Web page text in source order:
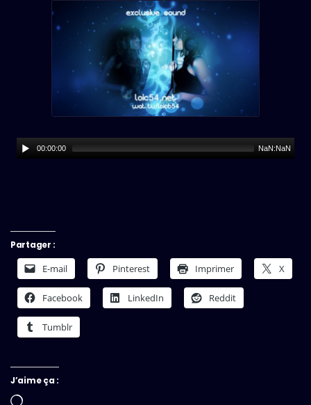
00:00:00 NaN:NaN
Partager :
E-mail Pinterest Imprimer X
Facebook LinkedIn Reddit
Tumblr
J’aime ça :
Chargement…